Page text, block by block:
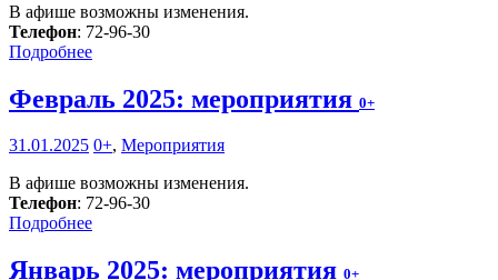
В афише возможны изменения.
Телефон: 72-96-30
Подробнее
Февраль 2025: мероприятия 0+
31.01.2025 0+, Мероприятия
В афише возможны изменения.
Телефон: 72-96-30
Подробнее
Январь 2025: мероприятия 0+